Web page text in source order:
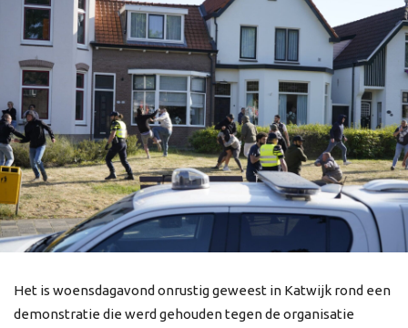
Het is woensdagavond onrustig geweest in Katwijk rond een
demonstratie die werd gehouden tegen de organisatie